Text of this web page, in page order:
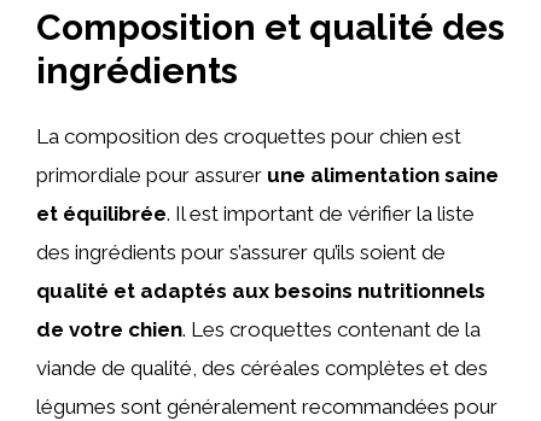
Composition et qualité des
ingrédients
La composition des croquettes pour chien est
primordiale pour assurer une alimentation saine
et équilibrée. Il est important de vérifier la liste
des ingrédients pour s’assurer qu’ils soient de
qualité et adaptés aux besoins nutritionnels
de votre chien. Les croquettes contenant de la
viande de qualité, des céréales complètes et des
légumes sont généralement recommandées pour